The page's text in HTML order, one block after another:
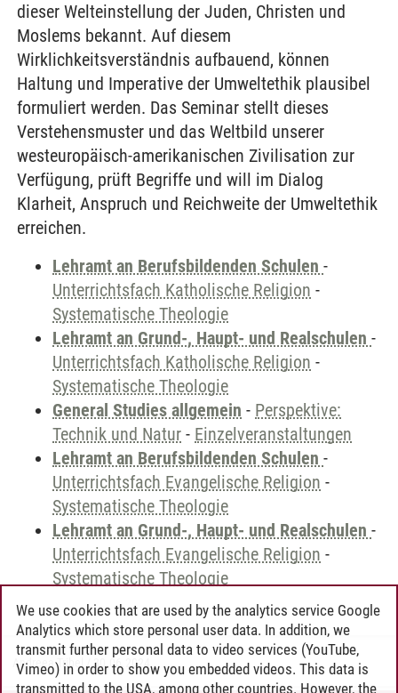
dieser Welteinstellung der Juden, Christen und
Moslems bekannt. Auf diesem
Wirklichkeitsverständnis aufbauend, können
Haltung und Imperative der Umweltethik plausibel
formuliert werden. Das Seminar stellt dieses
Verstehensmuster und das Weltbild unserer
westeuropäisch-amerikanischen Zivilisation zur
Verfügung, prüft Begriffe und will im Dialog
Klarheit, Anspruch und Reichweite der Umweltethik
erreichen.
Lehramt an Berufsbildenden Schulen -
Unterrichtsfach Katholische Religion -
Systematische Theologie
Lehramt an Grund-, Haupt- und Realschulen -
Unterrichtsfach Katholische Religion -
Systematische Theologie
General Studies allgemein - Perspektive:
Technik und Natur - Einzelveranstaltungen
Lehramt an Berufsbildenden Schulen -
Unterrichtsfach Evangelische Religion -
Systematische Theologie
Lehramt an Grund-, Haupt- und Realschulen -
Unterrichtsfach Evangelische Religion -
Systematische Theologie
Andreea Tribel 30.06.2024
We use cookies that are used by the analytics service Google
Analytics which store personal user data. In addition, we
transmit further personal data to video services (YouTube,
Vimeo) in order to show you embedded videos. This data is
transmitted to the USA, among other countries. However, the